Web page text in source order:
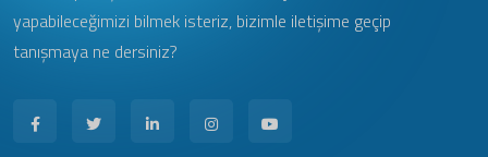
yapabileceğimizi bilmek isteriz, bizimle iletişime geçip
tanışmaya ne dersiniz?